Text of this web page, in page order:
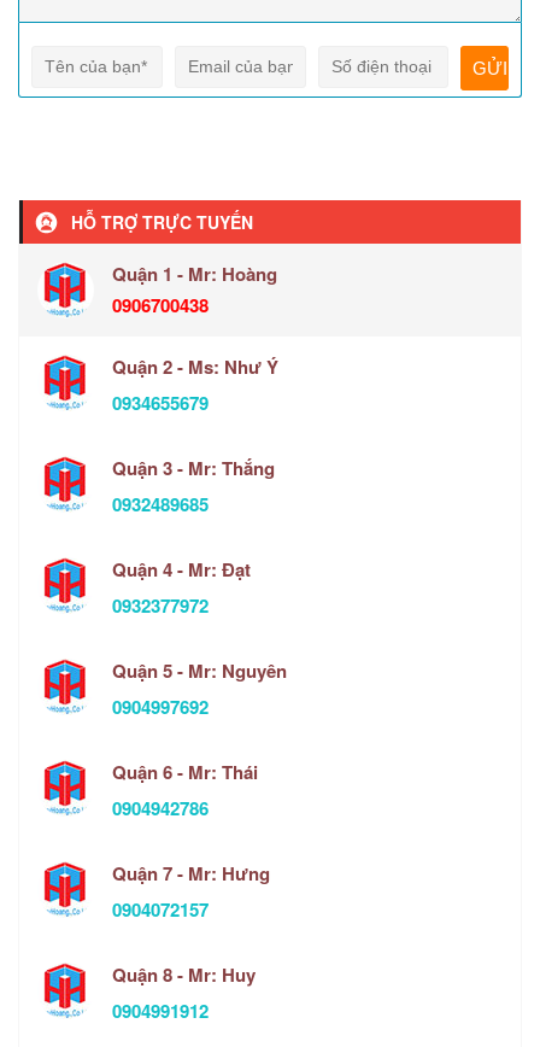
HỖ TRỢ TRỰC TUYẾN
Quận 1 - Mr: Hoàng
0906700438
Quận 2 - Ms: Như Ý
0934655679
Quận 3 - Mr: Thắng
0932489685
Quận 4 - Mr: Đạt
0932377972
Quận 5 - Mr: Nguyên
0904997692
Quận 6 - Mr: Thái
0904942786
Quận 7 - Mr: Hưng
0904072157
Quận 8 - Mr: Huy
0904991912